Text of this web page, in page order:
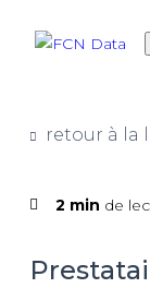
retour à la
2 min de